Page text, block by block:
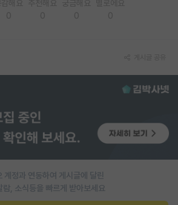
판
시판
계정과 연동하여 게시글에 달린
람, 소식등을 빠르게 받아보세요